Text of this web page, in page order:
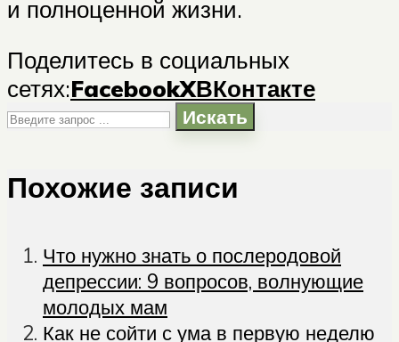
и полноценной жизни.
Поделитесь в социальных
сетях:FacebookXВКонтакте
Искать
Похожие записи
Что нужно знать о послеродовой
депрессии: 9 вопросов, волнующие
молодых мам
Как не сойти с ума в первую неделю